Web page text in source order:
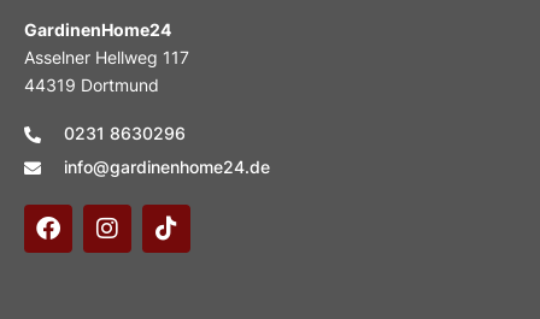
GardinenHome24
Asselner Hellweg 117
44319 Dortmund
0231 8630296
info@gardinenhome24.de